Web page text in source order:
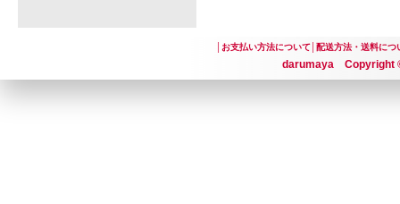
お支払い方法について│ 配送方法・送料につ
darumaya Copyright